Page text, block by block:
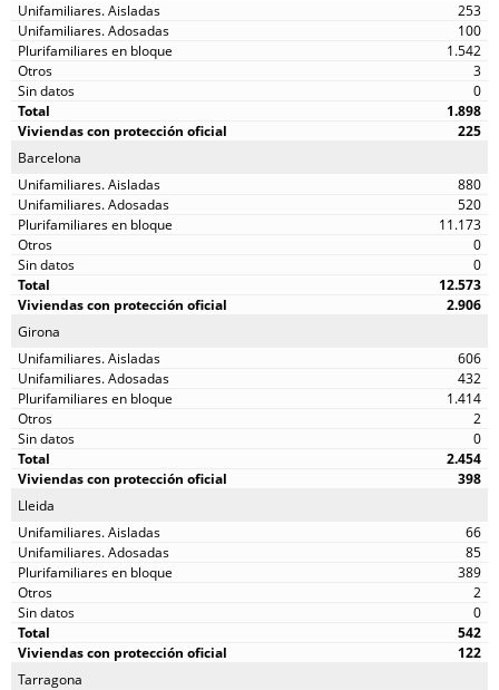
253
100
1.542
3
0
1.898
225
Barcelona
880
520
11.173
0
0
12.573
2.906
Girona
606
432
1.414
2
0
2.454
398
Lleida
66
85
389
2
0
542
122
Tarragona